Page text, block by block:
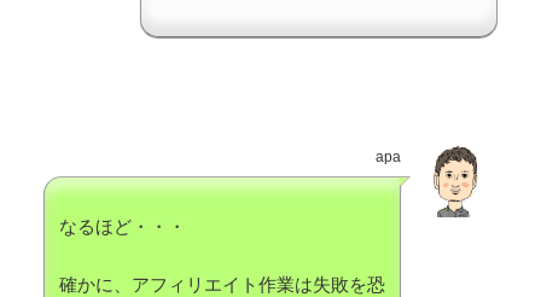
apa
なるほど・・・
確かに、アフィリエイト作業は失敗を恐